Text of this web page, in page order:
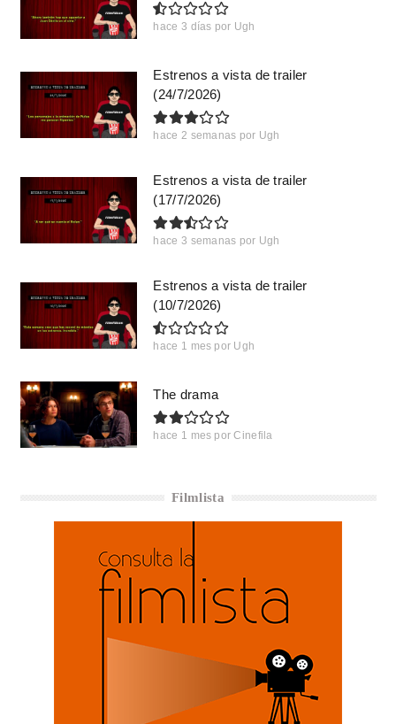
hace 3 días por Ugh
Estrenos a vista de trailer
(24/7/2026)
hace 2 semanas por Ugh
Estrenos a vista de trailer
(17/7/2026)
hace 3 semanas por Ugh
Estrenos a vista de trailer
(10/7/2026)
hace 1 mes por Ugh
The drama
hace 1 mes por Cinefila
Filmlista